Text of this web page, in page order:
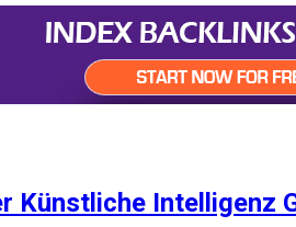
Künstliche Intelligenz